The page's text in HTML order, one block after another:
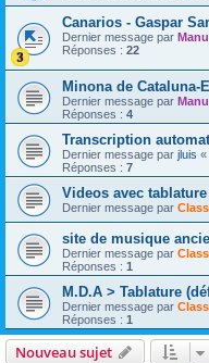
Canarios - Gaspar
Dernier message par
Réponses : 22
Minona de Cataluna-
Dernier message par
Réponses : 4
Transcription
Dernier message par jluis «
Réponses : 7
Videos avec
Dernier message par
site de musique
Dernier message par
Réponses : 1
M.D.A > Tablature
Dernier message par
Réponses : 1
Nouveau sujet